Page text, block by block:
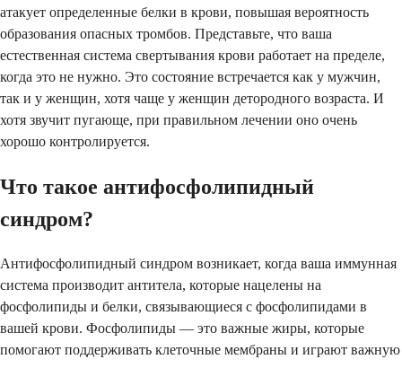
атакует определенные белки в крови, повышая вероятность
образования опасных тромбов. Представьте, что ваша
естественная система свертывания крови работает на пределе,
когда это не нужно. Это состояние встречается как у мужчин,
так и у женщин, хотя чаще у женщин детородного возраста. И
хотя звучит пугающе, при правильном лечении оно очень
хорошо контролируется.
Что такое антифосфолипидный
синдром?
Антифосфолипидный синдром возникает, когда ваша иммунная
система производит антитела, которые нацелены на
фосфолипиды и белки, связывающиеся с фосфолипидами в
вашей крови. Фосфолипиды — это важные жиры, которые
помогают поддерживать клеточные мембраны и играют важную